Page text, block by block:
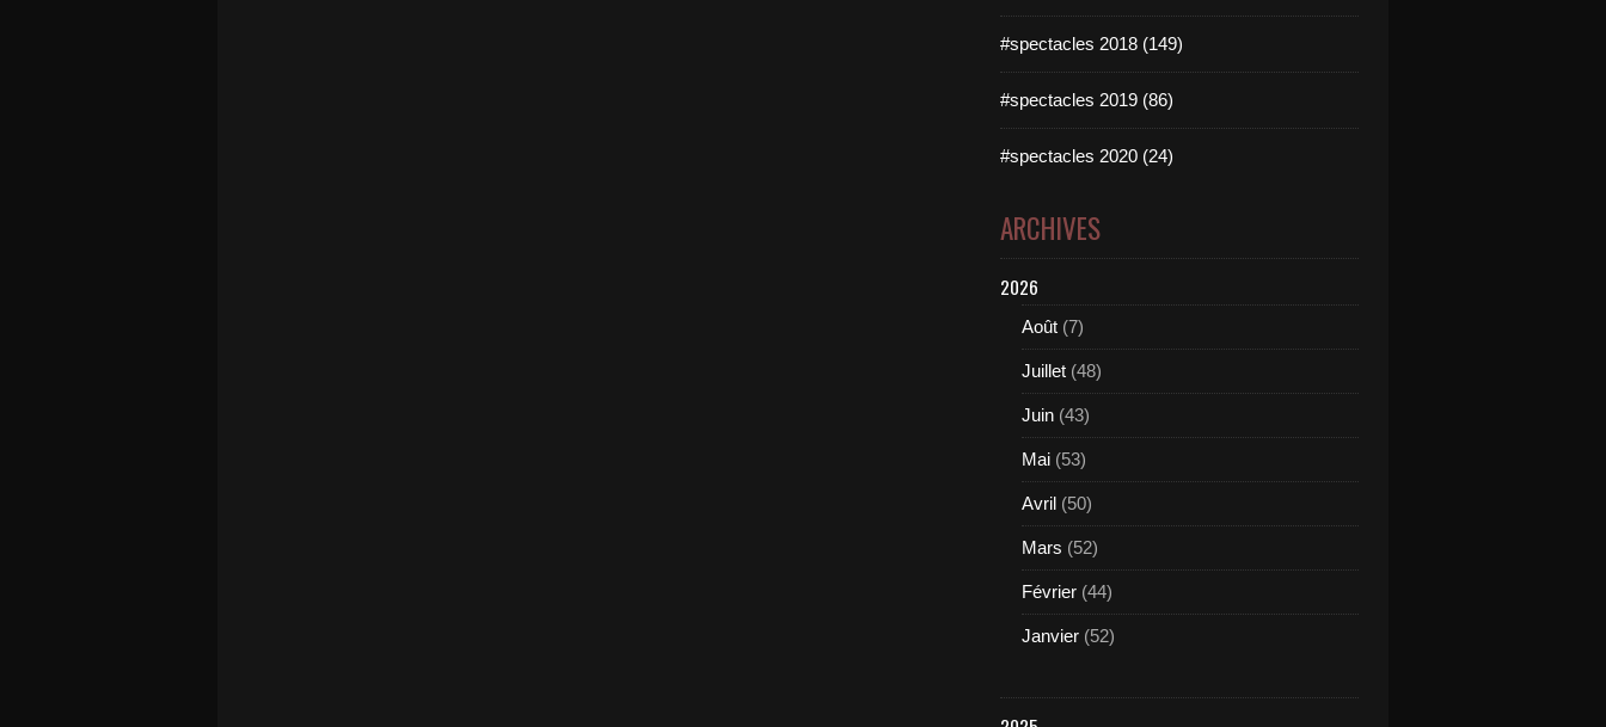
#spectacles 2018 (149)
#spectacles 2019 (86)
#spectacles 2020 (24)
ARCHIVES
2026
Août (7)
Juillet (48)
Juin (43)
Mai (53)
Avril (50)
Mars (52)
Février (44)
Janvier (52)